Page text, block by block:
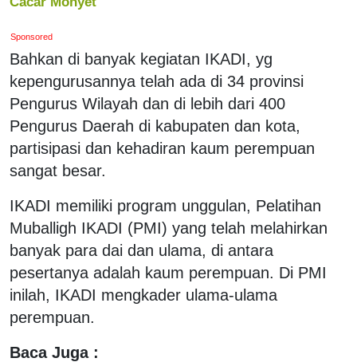
Sponsored
Bahkan di banyak kegiatan IKADI, yg
kepengurusannya telah ada di 34 provinsi
Pengurus Wilayah dan di lebih dari 400
Pengurus Daerah di kabupaten dan kota,
partisipasi dan kehadiran kaum perempuan
sangat besar.
IKADI memiliki program unggulan, Pelatihan
Muballigh IKADI (PMI) yang telah melahirkan
banyak para dai dan ulama, di antara
pesertanya adalah kaum perempuan. Di PMI
inilah, IKADI mengkader ulama-ulama
perempuan.
Baca Juga :